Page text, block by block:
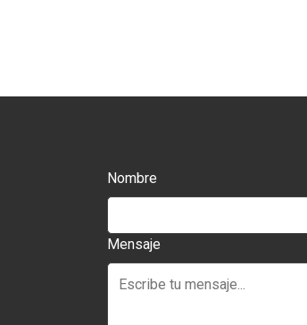
Nombre
Mensaje